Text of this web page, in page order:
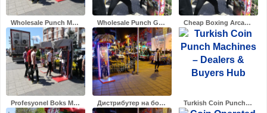
Wholesale Punch Machines | Low.. Wholesale Punch Game Machines .. Cheap Boxing Arcade Machines f..
Profesyonel Boks Makineleri – .. Дистрибутер на боксерски машин.. Turkish Coin Punch Machines – ..